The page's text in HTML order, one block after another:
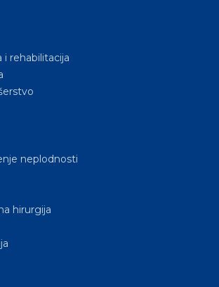
i rehabilitacija
neplodnosti
hirurgija